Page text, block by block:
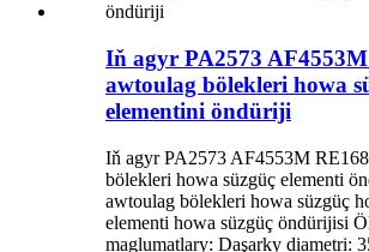
Iň agyr PA2573
awtoulag bölekleri howa
elementini öndüriji
Iň agyr PA2573 AF4553M
bölekleri howa süzgüç elementi
awtoulag bölekleri howa süzgüç
elementi howa süzgüç öndürijisi
maglumatlary: Daşarky diametri: